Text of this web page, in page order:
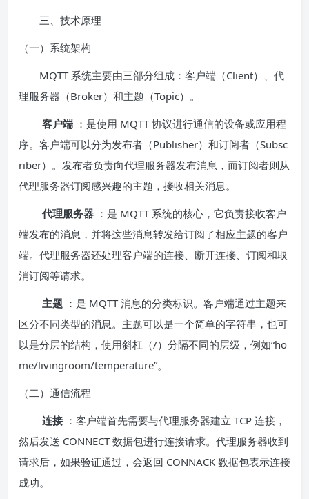
三、技术原理
（一）系统架构
MQTT 系统主要由三部分组成：客户端（Client）、代
理服务器（Broker）和主题（Topic）。
客户端 ：是使用 MQTT 协议进行通信的设备或应用程
序。客户端可以分为发布者（Publisher）和订阅者（Subsc
riber）。发布者负责向代理服务器发布消息，而订阅者则从
代理服务器订阅感兴趣的主题，接收相关消息。
代理服务器 ：是 MQTT 系统的核心，它负责接收客户
端发布的消息，并将这些消息转发给订阅了相应主题的客户
端。代理服务器还处理客户端的连接、断开连接、订阅和取
消订阅等请求。
主题 ：是 MQTT 消息的分类标识。客户端通过主题来
区分不同类型的消息。主题可以是一个简单的字符串，也可
以是分层的结构，使用斜杠（/）分隔不同的层级，例如“ho
me/livingroom/temperature”。
（二）通信流程
连接 ：客户端首先需要与代理服务器建立 TCP 连接，
然后发送 CONNECT 数据包进行连接请求。代理服务器收到
请求后，如果验证通过，会返回 CONNACK 数据包表示连接
成功。